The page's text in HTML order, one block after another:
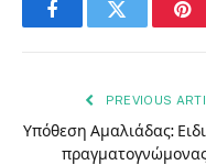
FacebookTwitter
PREVIOUS
Υπόθεση Αμαλιάδας: